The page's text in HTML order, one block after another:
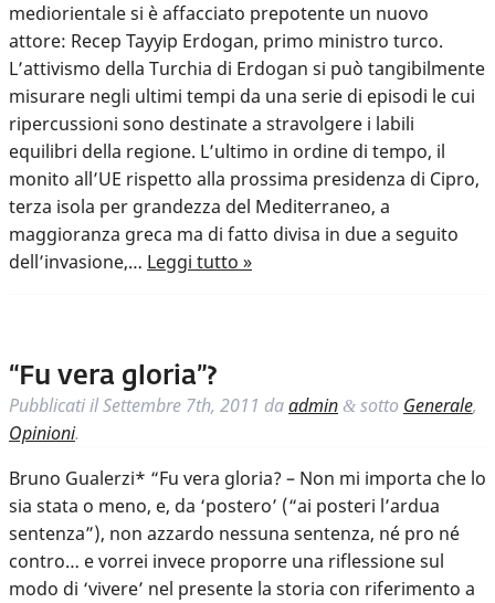
mediorientale si è affacciato prepotente un nuovo
attore: Recep Tayyip Erdogan, primo ministro turco.
L’attivismo della Turchia di Erdogan si può tangibilmente
misurare negli ultimi tempi da una serie di episodi le cui
ripercussioni sono destinate a stravolgere i labili
equilibri della regione. L’ultimo in ordine di tempo, il
monito all’UE rispetto alla prossima presidenza di Cipro,
terza isola per grandezza del Mediterraneo, a
maggioranza greca ma di fatto divisa in due a seguito
dell’invasione,… Leggi tutto »
“Fu vera gloria”?
Pubblicati ilSettembre 7th, 2011 daadmin & sotto Generale,
Opinioni.
Bruno Gualerzi* “Fu vera gloria? – Non mi importa che lo
sia stata o meno, e, da ‘postero’ (“ai posteri l’ardua
sentenza”), non azzardo nessuna sentenza, né pro né
contro… e vorrei invece proporre una riflessione sul
modo di ‘vivere’ nel presente la storia con riferimento a